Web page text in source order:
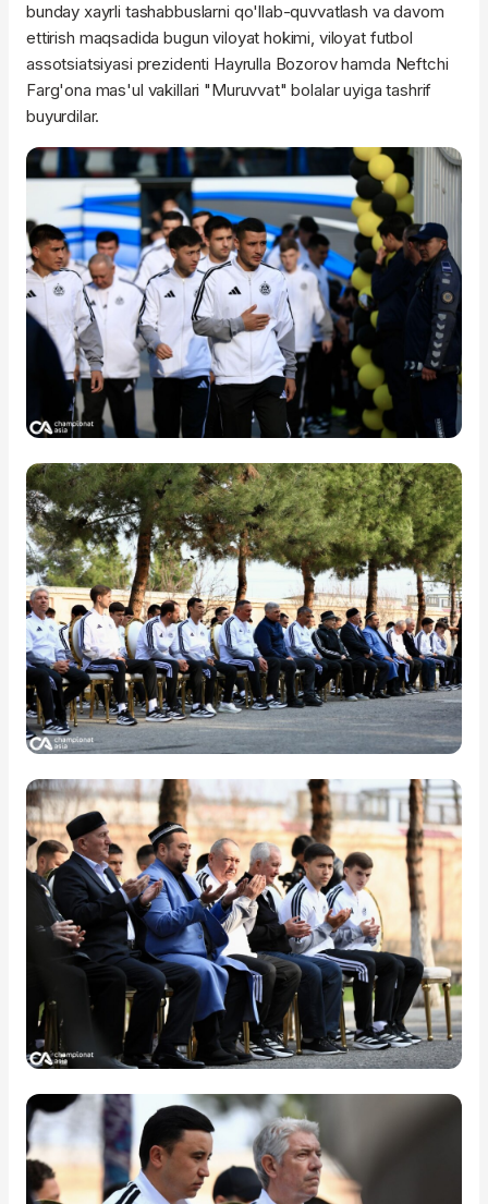
bunday xayrli tashabbuslarni qo'llab-quvvatlash va davom
ettirish maqsadida bugun viloyat hokimi, viloyat futbol
assotsiatsiyasi prezidenti Hayrulla Bozorov hamda Neftchi
Farg'ona mas'ul vakillari "Muruvvat" bolalar uyiga tashrif
buyurdilar.